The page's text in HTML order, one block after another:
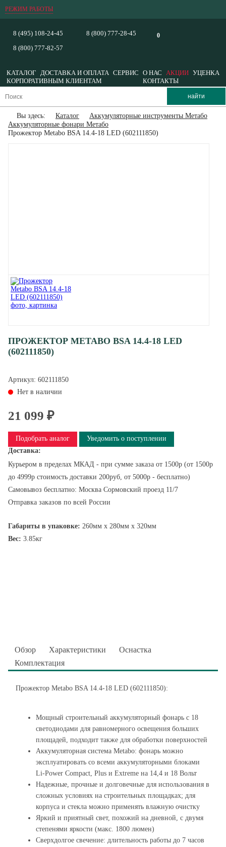
РЕЖИМ РАБОТЫ
0
8 (495) 108-24-45
8 (800) 777-82-57
8 (800) 777-28-45
КАТАЛОГ ДОСТАВКА И ОПЛАТА СЕРВИС О НАС АКЦИИ УЦЕНКА
КОРПОРАТИВНЫМ КЛИЕНТАМ
КОНТАКТЫ
Вы здесь: Каталог
Аккумуляторные инструменты Метабо
Аккумуляторные фонари Метабо
Прожектор Metabo BSA 14.4-18 LED (602111850)
ПРОЖЕКТОР METABO BSA 14.4-18 LED
(602111850)
Артикул: 602111850
Нет в наличии
21 099 ₽
Подобрать аналог
Уведомить о поступлении
Доставка:
Курьером в пределах МКАД - при сумме заказа от 1500р (от 1500р
до 4999р стоимость доставки 200руб, от 5000р - бесплатно)
Самовывоз бесплатно: Москва Сормовский проезд 11/7
Отправка заказов по всей России
Габариты в упаковке: 260мм x 280мм x 320мм
Вес: 3.85кг
Обзор Характеристики
Оснастка
Комплектация
Прожектор Metabo BSA 14.4-18 LED (602111850):
Мощный строительный аккумуляторный фонарь с 18
светодиодами для равномерного освещения больших
площадей, подходит также для обработки поверхностей
Аккумуляторная система Metabo: фонарь можно
эксплуатировать со всеми аккумуляторными блоками
Li-Power Compact, Plus и Extreme на 14,4 и 18 Вольт
Надежные, прочные и долговечные для использования в
сложных условиях на строительных площадках; для
корпуса и стекла можно применять влажную очистку
Яркий и приятный свет, похожий на дневной, с двумя
степенями яркости (макс. 1800 люмен)
Сверхдолгое свечение: длительность работы до 7 часов